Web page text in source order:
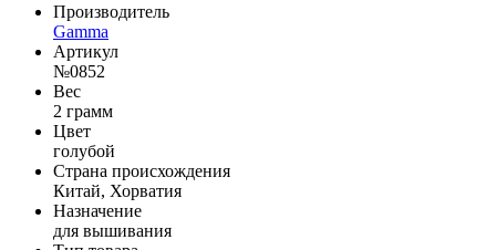
Производитель
Gamma
Артикул
№0852
Вес
2 грамм
Цвет
голубой
Страна происхождения
Китай, Хорватия
Назначение
для вышивания